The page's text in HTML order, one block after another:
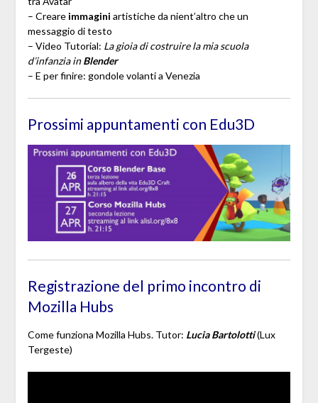
– Creare immagini artistiche da nient’altro che un
messaggio di testo
– Video Tutorial: La gioia di costruire la mia scuola
d’infanzia inBlender
– E per finire: gondole volanti a Venezia
Prossimi appuntamenti con Edu3D
Registrazione del primo incontro di
Mozilla Hubs
Come funziona Mozilla Hubs. Tutor: Lucia Bartolotti (Lux
Tergeste)